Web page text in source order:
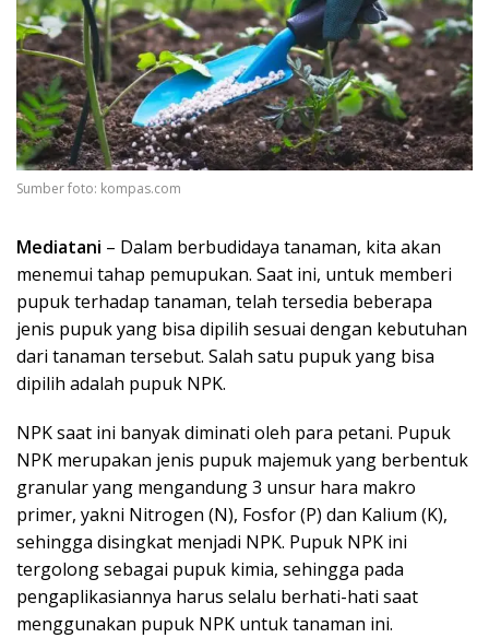
Sumber foto: kompas.com
Mediatani – Dalam berbudidaya tanaman, kita akan
menemui tahap pemupukan. Saat ini, untuk memberi
pupuk terhadap tanaman, telah tersedia beberapa
jenis pupuk yang bisa dipilih sesuai dengan kebutuhan
dari tanaman tersebut. Salah satu pupuk yang bisa
dipilih adalah pupuk NPK.
NPK saat ini banyak diminati oleh para petani. Pupuk
NPK merupakan jenis pupuk majemuk yang berbentuk
granular yang mengandung 3 unsur hara makro
primer, yakni Nitrogen (N), Fosfor (P) dan Kalium (K),
sehingga disingkat menjadi NPK. Pupuk NPK ini
tergolong sebagai pupuk kimia, sehingga pada
pengaplikasiannya harus selalu berhati-hati saat
menggunakan pupuk NPK untuk tanaman ini.